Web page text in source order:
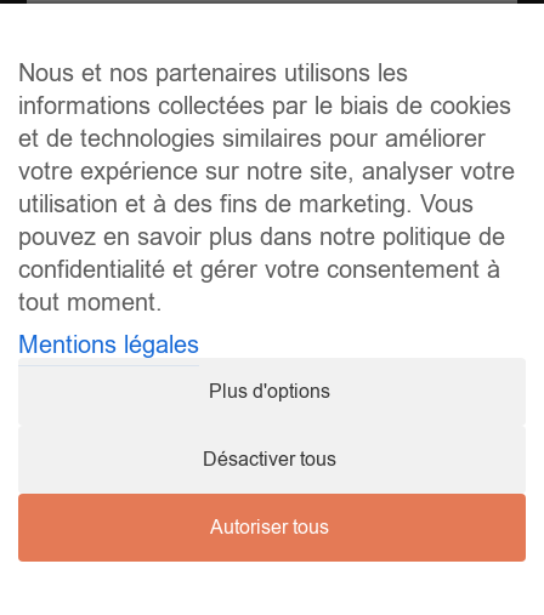
Copyright © 2026 Karaté Club Mamer | mentions légales
Nous et nos partenaires utilisons les
informations collectées par le biais de cookies
et de technologies similaires pour améliorer
votre expérience sur notre site, analyser votre
utilisation et à des fins de marketing. Vous
pouvez en savoir plus dans notre politique de
confidentialité et gérer votre consentement à
tout moment.
Mentions légales
Plus d'options
Désactiver tous
Autoriser tous